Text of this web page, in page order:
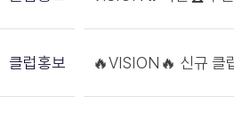
클럽홍보 🔥VISION🔥 신규 클